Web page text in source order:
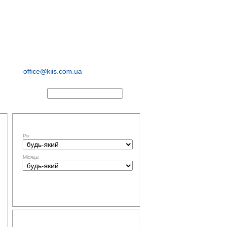
office@kiis.com.ua
Рік:
Місяць: